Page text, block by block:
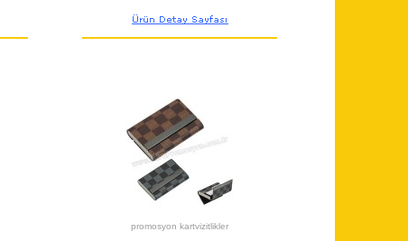
promosyon kartvizitlikler